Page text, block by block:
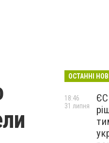
ОСТАННІ
ЄС
18:46
31 липня